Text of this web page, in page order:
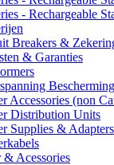
- Rechargeable
Breakers &
& Garanties
Accessories (non
Distribution Units
Supplies & Adapters
& Acessories